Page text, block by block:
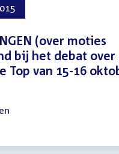
(over moties
bij het debat over
Top van 15-16